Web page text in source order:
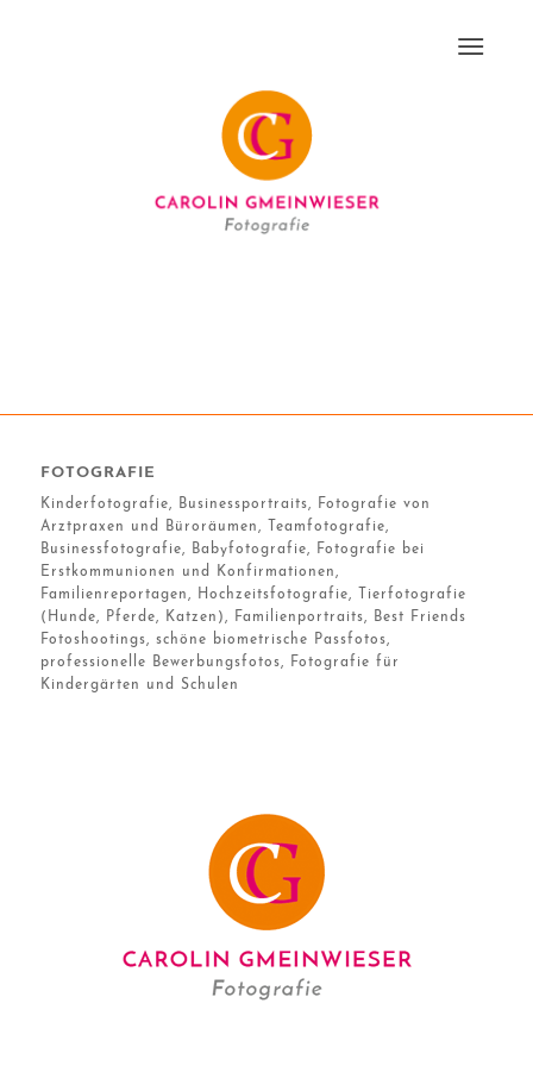
FOTOGRAFIE
Kinderfotografie, Businessportraits, Fotografie von
Arztpraxen und Büroräumen, Teamfotografie,
Businessfotografie, Babyfotografie, Fotografie bei
Erstkommunionen und Konfirmationen,
Familienreportagen, Hochzeitsfotografie, Tierfotografie
(Hunde, Pferde, Katzen), Familienportraits, Best Friends
Fotoshootings, schöne biometrische Passfotos,
professionelle Bewerbungsfotos, Fotografie für
Kindergärten und Schulen